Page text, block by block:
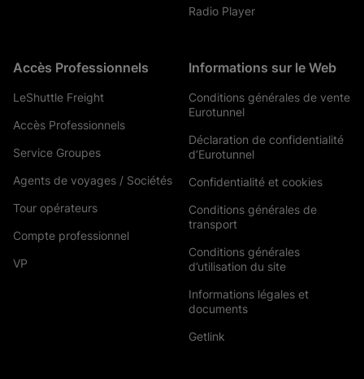
Radio Player
Accès Professionnels
LeShuttle Freight
Accès Professionnels
Service Groupes
Agents de voyages / Sociétés
Tour opérateurs
Compte professionnel
VP
Informations sur le Web
Conditions générales de vente
Eurotunnel
Déclaration de confidentialité
d’Eurotunnel
Confidentialité et cookies
Conditions générales de
transport
Conditions générales
d’utilisation du site
Informations légales et
documents
Getlink